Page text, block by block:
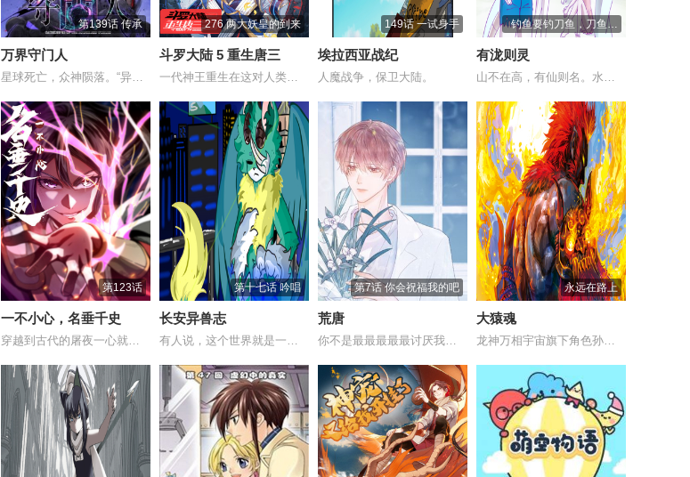
第139话 传承
万界守门人
276 两大妖皇的到来
斗罗大陆 5 重生唐三
149话 一试身手
埃拉西亚战纪
人魔战争，保卫大陆。
钓鱼要钓刀鱼，刀鱼要
有泷则灵
第123话
一不小心，名垂千史
第十七话 吟唱
长安异兽志
第7话 你会祝福我的吧
荒唐
永远在路上
大猿魂